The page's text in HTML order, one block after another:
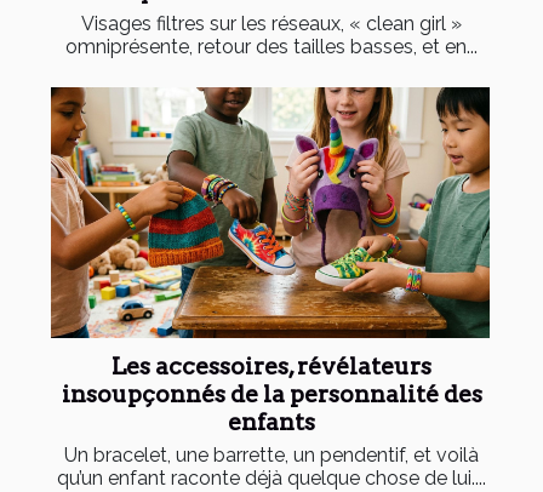
Visages filtres sur les réseaux, « clean girl »
omniprésente, retour des tailles basses, et en...
Les accessoires, révélateurs
insoupçonnés de la personnalité des
enfants
Un bracelet, une barrette, un pendentif, et voilà
qu’un enfant raconte déjà quelque chose de lui....